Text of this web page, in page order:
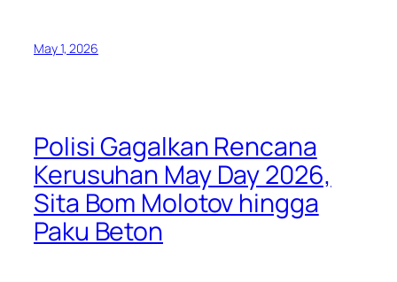
May 1, 2026
Polisi Gagalkan Rencana
Kerusuhan May Day 2026,
Sita Bom Molotov hingga
Paku Beton